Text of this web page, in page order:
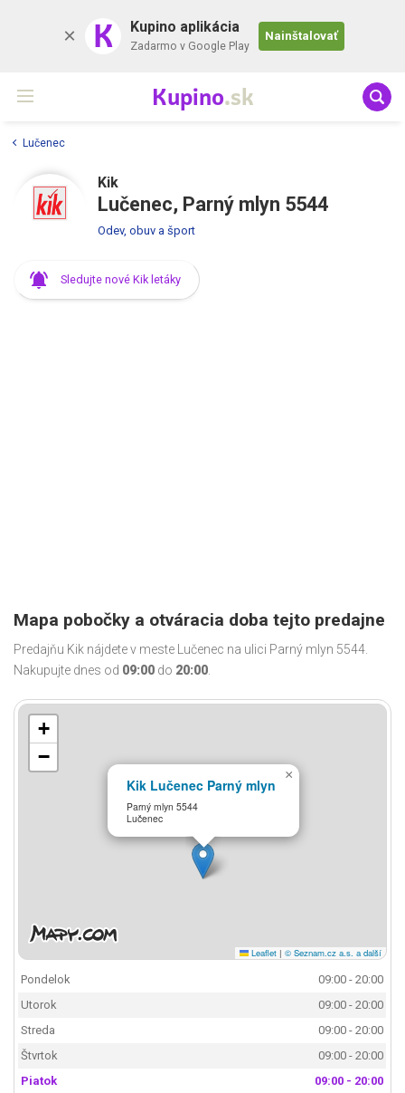
K Kupino aplikácia
Zadarmo v Google Play
Nainštalovať
Kupino.sk
Lučenec
Kik
Lučenec, Parný mlyn 5544
Odev, obuv a šport
Sledujte nové Kik letáky
Mapa pobočky a otváracia doba tejto predajne
Predajňu Kik nájdete v meste Lučenec na ulici Parný mlyn 5544.
Nakupujte dnes od 09:00 do 20:00.
Kik Lučenec Parný mlyn
Parný mlyn 5544
Lučenec
×
+
−
Leaflet | © Seznam.cz a.s. a další
Pondelok
09:00 - 20:00
Utorok
09:00 - 20:00
Streda
09:00 - 20:00
Štvrtok
09:00 - 20:00
Piatok
09:00 - 20:00